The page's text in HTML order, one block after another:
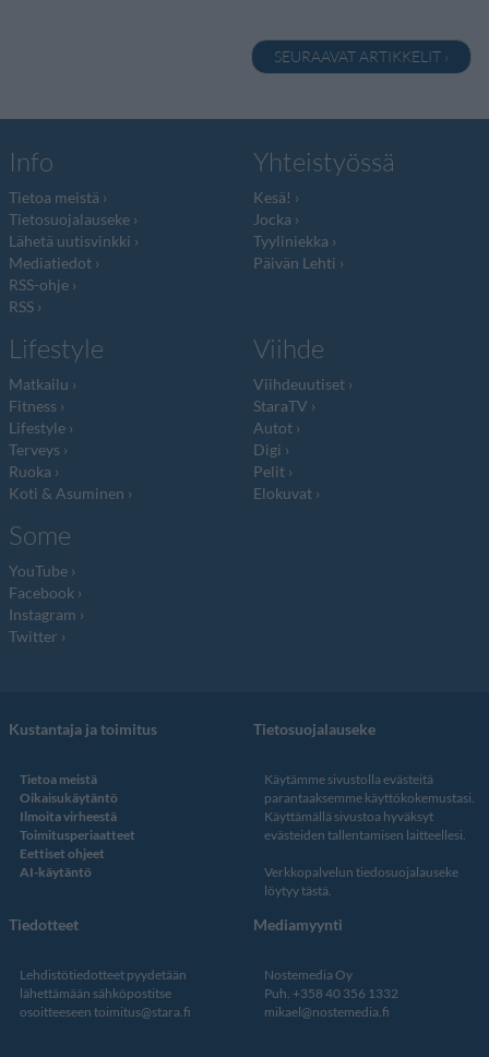
SEURAAVAT ARTIKKELIT ›
Info
Tietoa meistä
Tietosuojalauseke
Lähetä uutisvinkki
Mediatiedot
RSS-ohje
RSS
Yhteistyössä
Kesä!
Jocka
Tyyliniekka
Päivän Lehti
Lifestyle
Matkailu
Fitness
Lifestyle
Terveys
Ruoka
Koti & Asuminen
Viihde
Viihdeuutiset
StaraTV
Autot
Digi
Pelit
Elokuvat
Some
YouTube
Facebook
Instagram
Twitter
Kustantaja ja toimitus
Tietoa meistä
Oikaisukäytäntö
Ilmoita virheestä
Toimitusperiaatteet
Eettiset ohjeet
AI-käytäntö
Tietosuojalauseke
Käytämme sivustolla evästeitä
parantaaksemme käyttökokemustasi.
Käyttämällä sivustoa hyväksyt
evästeiden tallentamisen laitteellesi.
Verkkopalvelun tiedosuojalauseke
löytyy tästä
Tiedotteet
Lehdistötiedotteet pyydetään
lähettämään sähköpostitse
osoitteeseen toimitus@stara.fi
Mediamyynti
Nostemedia Oy
Puh. +358 40 356 1332
mikael@nostemedia.fi